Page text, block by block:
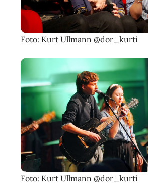
Foto: Kurt Ullmann @dor_kurti
Foto: Kurt Ullmann @dor_kurti